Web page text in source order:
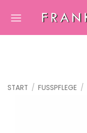
Inhalt
START / FUSSPFLEGE /